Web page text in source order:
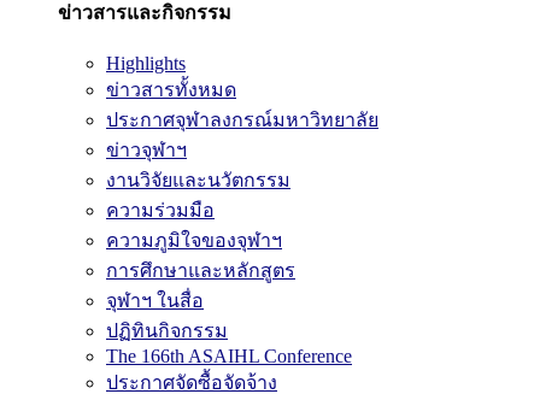
ข่าวสารและกิจกรรม
Highlights
ข่าวสารทั้งหมด
ประกาศจุฬาลงกรณ์มหาวิทยาลัย
ข่าวจุฬาฯ
งานวิจัยและนวัตกรรม
ความร่วมมือ
ความภูมิใจของจุฬาฯ
การศึกษาและหลักสูตร
จุฬาฯ ในสื่อ
ปฏิทินกิจกรรม
The 166th ASAIHL Conference
ประกาศจัดซื้อจัดจ้าง